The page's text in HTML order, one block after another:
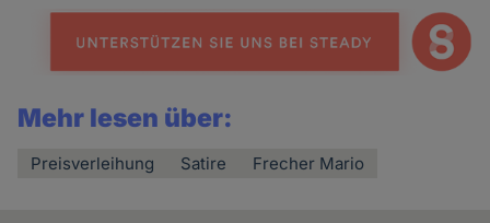
Mehr lesen über:
Preisverleihung Satire Frecher Mario